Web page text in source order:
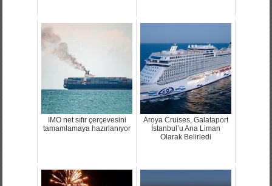
IMO net sıfır çerçevesini
tamamlamaya hazırlanıyor
Aroya Cruises, Galataport
İstanbul’u Ana Liman
Olarak Belirledi